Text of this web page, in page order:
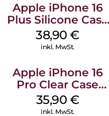
Apple iPhone 16
Plus Silicone Case
MagSafe Denim
38,90€
inkl. MwSt.
Apple iPhone 16
Pro Clear Case
MagSafe
Transparent
35,90 €
inkl. MwSt.